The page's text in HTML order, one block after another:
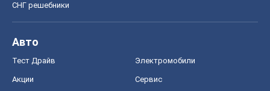
СНГ решебники
Авто
Тест Драйв Электромобили
Акции Сервис